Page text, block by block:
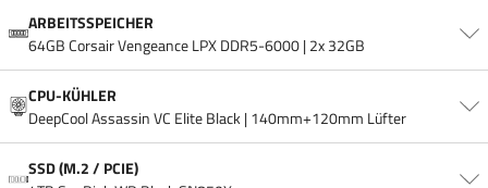
ARBEITSSPEICHER
64GB Corsair Vengeance LPX DDR5-6000 | 2x 32GB
CPU-KÜHLER
DeepCool Assassin VC Elite Black | 140mm+120mm Lüfter
SSD (M.2 / PCIE)